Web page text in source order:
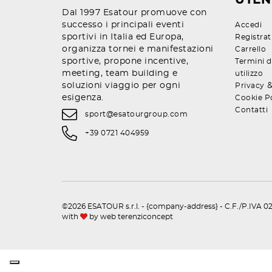
Dal 1997 Esatour promuove con
successo i principali eventi
sportivi in Italia ed Europa,
organizza tornei e manifestazioni
sportive, propone incentive,
meeting, team building e
soluzioni viaggio per ogni
esigenza.
sport@esatourgroup.com
+39 0721 404959
Accedi
Carrello
Termini
utilizzo
Privacy
Cookie
Contatti
©2026 ESATOUR s.r.l. - {company-address} - C.F./P.IVA
with
by web terenziconcept